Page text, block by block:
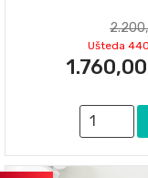
Ušteda